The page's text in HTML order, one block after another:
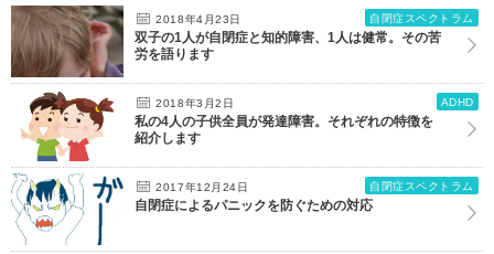
2018年4月23日 自閉症スペクトラム
双子の1人が自閉症と知的障害、1人は健常。その苦
労を語ります
2018年3月2日 ADHD
私の4人の子供全員が発達障害。それぞれの特徴を
紹介します
2017年12月24日 自閉症スペクトラム
自閉症によるパニックを防ぐための対応